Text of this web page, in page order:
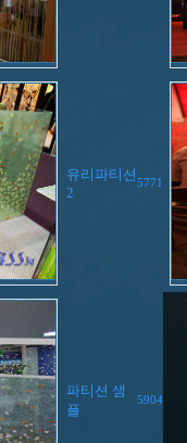
유리파티션
2
5771
파티션 샘
플
5904